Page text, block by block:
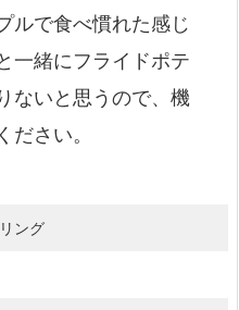
ルで食べ慣れた感じ
一緒にフライドポテ
ないと思うので、機
ださい。
ング